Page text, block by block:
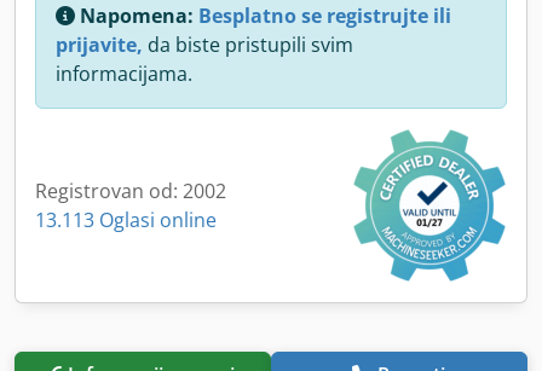
Napomena: Besplatno se registrujte ili
prijavite, da biste pristupili svim
informacijama.
Registrovan od: 2002
13.113 Oglasi online